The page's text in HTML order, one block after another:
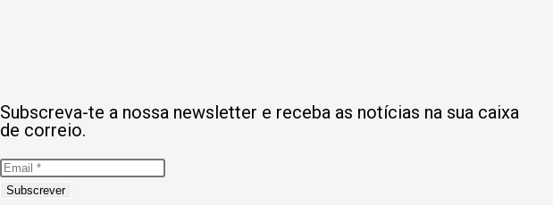
Subscreva-te a nossa newsletter e receba as notícias na sua caixa
de correio.
Subscrever